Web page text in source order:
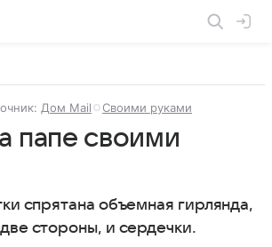
Дом Mail Своими руками
папе своими
спрятана объемная гирлянда,
стороны, и сердечки.